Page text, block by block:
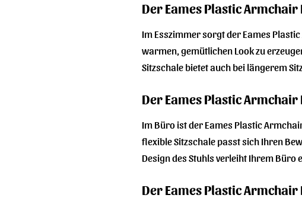
Der Eames Plastic Armchair
Im Esszimmer sorgt der Eames
warmen, gemütlichen Look zu
Sitzschale bietet auch bei längerem
Der Eames Plastic Armchair
Im Büro ist der Eames Plastic
flexible Sitzschale passt sich Ihren
Design des Stuhls verleiht Ihrem Büro
Der Eames Plastic